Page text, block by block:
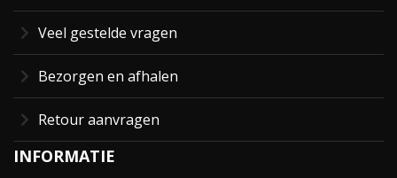
Veel gestelde vragen
Bezorgen en afhalen
Retour aanvragen
INFORMATIE